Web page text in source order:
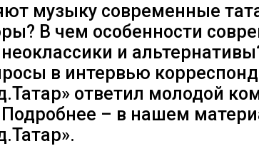
музыку современные
В чем особенности
и
в интервью
ответил молодой
– в нашем